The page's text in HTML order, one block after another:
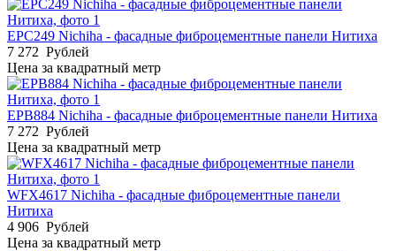
EPC249 Nichiha - фасадные фиброцементные панели Нитиха
7 272 Рублей
Цена за квадратный метр
EPB884 Nichiha - фасадные фиброцементные панели Нитиха
7 272 Рублей
Цена за квадратный метр
WFX4617 Nichiha - фасадные фиброцементные панели
Нитиха
4 906 Рублей
Цена за квадратный метр